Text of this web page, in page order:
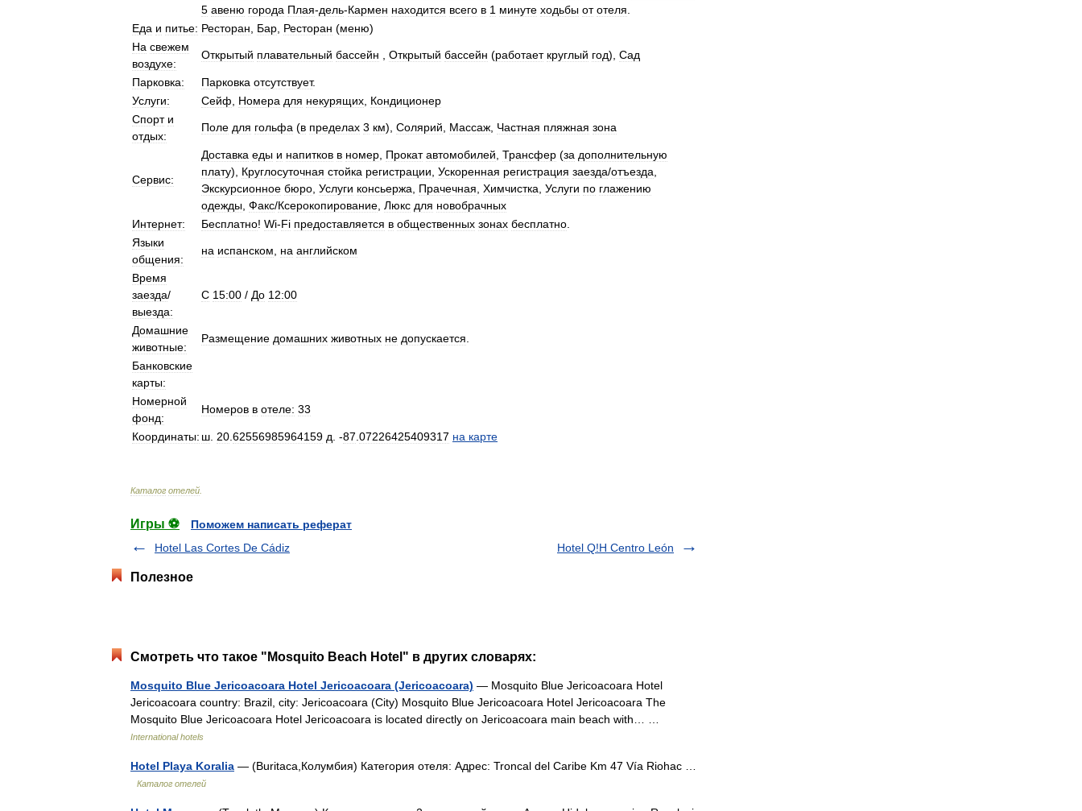
5 авеню города Плая-дель-Кармен находится всего в 1 минуте ходьбы от отеля
Еда и питье: Ресторан Бар Ресторан (меню)
На свежем
воздухе:
Открытый плавательный бассейн Открытый бассейн (работает круглый год), Сад
Парковка: Парковка отсутствует.
Услуги:
Сейф Номера для некурящих Кондиционер
Спорт и
отдых:
Поле для гольфа (в пределах 3 км), Солярий Массаж Частная пляжная зона
Сервис:
Доставка еды и напитков в номер Прокат автомобилей Трансфер (за дополнительную
плату), Круглосуточная стойка регистрации Ускоренная регистрация заезда/отъезда
Экскурсионное бюро Услуги консьержа Прачечная Химчистка Услуги по глажению
одежды Факс/Ксерокопирование Люкс для новобрачных
Интернет:
Бесплатно! Wi-Fi предоставляется в общественных зонах бесплатно
Языки
общения:
на испанском на английском
Время
заезда/
выезда:
C 15:00 / До 12:00
Домашние
животные:
Размещение домашних животных не допускается
Банковские
карты:
Номерной
фонд:
Номеров в отеле: 33
Координаты: ш 20 62556985964159 д . -87 07226425409317 на карте
Каталог отелей
Игры ⚽
Поможем написать реферат
Hotel Las Cortes De Cádiz
Hotel Q!H Centro León
Полезное
Смотреть что такое "Mosquito Beach Hotel" в других словарях:
Mosquito Blue Jericoacoara Hotel Jericoacoara (Jericoacoara) — Mosquito Blue Jericoacoara Hotel
Jericoacoara country: Brazil, city: Jericoacoara (City) Mosquito Blue Jericoacoara Hotel Jericoacoara The
Mosquito Blue Jericoacoara Hotel Jericoacoara is located directly on Jericoacoara main beach with… …
International hotels
Hotel Playa Koralia — (Buritaca,Колумбия) Категория отеля: Адрес: Troncal del Caribe Km 47 Vía Riohac …
Каталог отелей